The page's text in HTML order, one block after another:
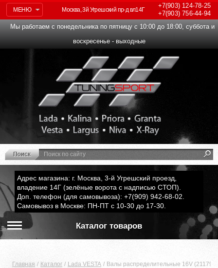
МЕНЮ
+7(903)124-78-25
+7(903)756-44-94
Москва, 3й Угрешский пр-д вл14Г
Мы работаем с понедельника по пятницу с 10:00 до 18:00, суббота и
воскресенье - выходные
Адрес магазина: г. Москва, 3-й Угрешский проезд,
владение 14Г (зелёные ворота с надписью СТОП).
Доп. телефон (для самовывоза): +7(909) 942-68-02.
Самовывоз в Москве: ПН-ПТ с 10-30 до 17-30.
Каталог товаров
Главная Каталог Lada VESTA Валы распределительные 16V (21179